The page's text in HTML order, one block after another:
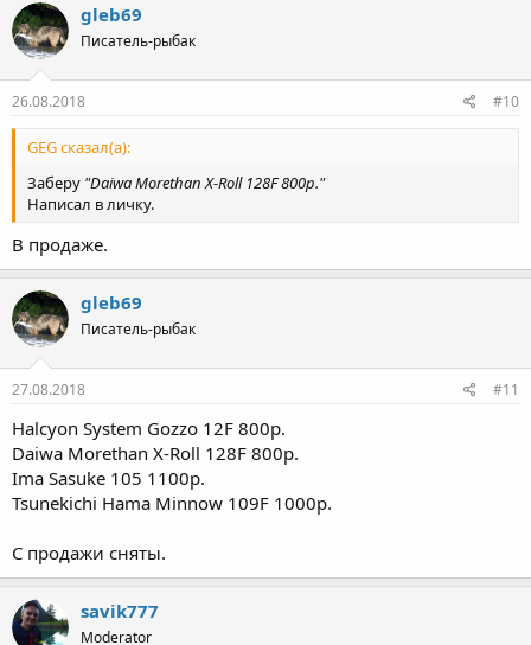
gleb69
Писатель-рыбак
26.08.2018 #10
GEG сказал(а):
Заберу "Daiwa Morethan X-Roll 128F 800р."
Написал в личку.
В продаже.
gleb69
Писатель-рыбак
27.08.2018 #11
Halcyon System Gozzo 12F 800р.
Daiwa Morethan X-Roll 128F 800р.
Ima Sasuke 105 1100р.
Tsunekichi Hama Minnow 109F 1000р.
С продажи сняты.
savik777
Moderator